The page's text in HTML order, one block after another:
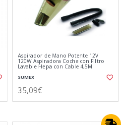
Aspirador de Mano Potente 12V
120W Aspiradora Coche con Filtro
Lavable Hepa con Cable 4,5M
SUMEX
35,09€